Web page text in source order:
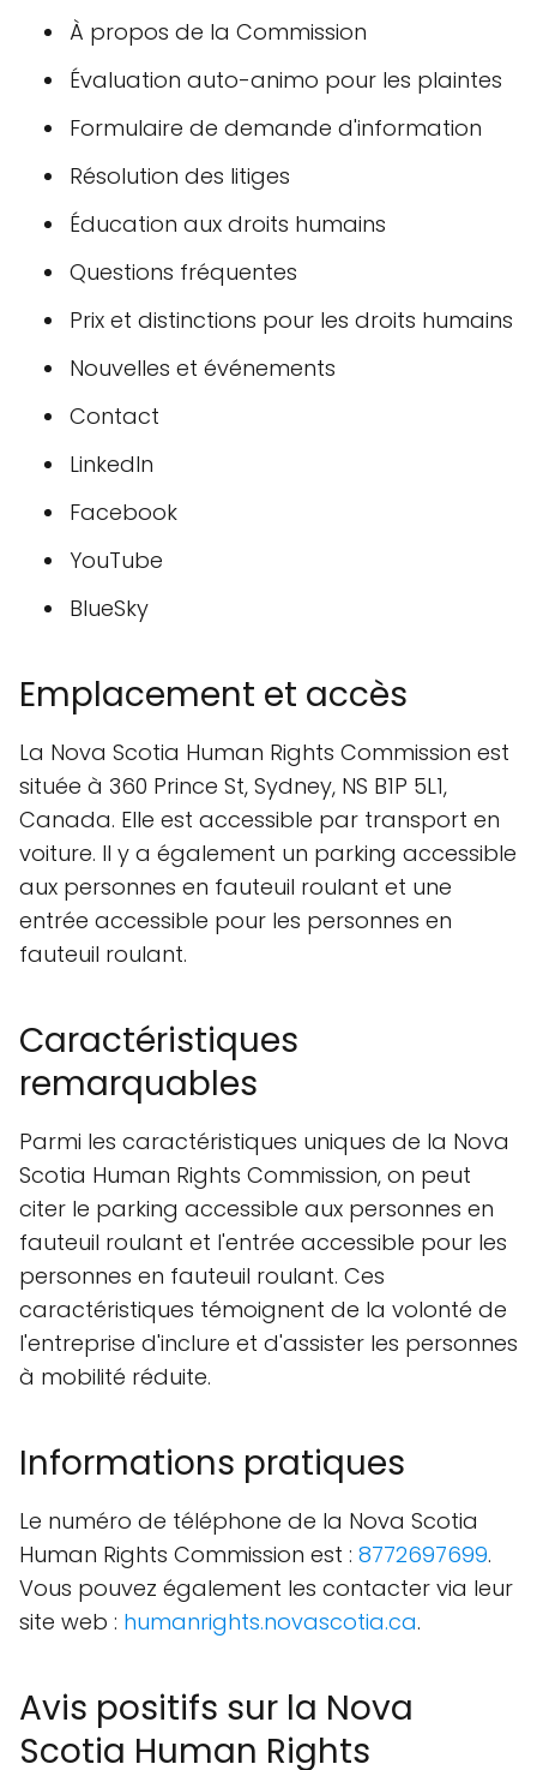
À propos de la Commission
Évaluation auto-animo pour les plaintes
Formulaire de demande d'information
Résolution des litiges
Éducation aux droits humains
Questions fréquentes
Prix et distinctions pour les droits humains
Nouvelles et événements
Contact
LinkedIn
Facebook
YouTube
BlueSky
Emplacement et accès
La Nova Scotia Human Rights Commission est
située à 360 Prince St, Sydney, NS B1P 5L1,
Canada. Elle est accessible par transport en
voiture. Il y a également un parking accessible
aux personnes en fauteuil roulant et une
entrée accessible pour les personnes en
fauteuil roulant.
Caractéristiques
remarquables
Parmi les caractéristiques uniques de la Nova
Scotia Human Rights Commission, on peut
citer le parking accessible aux personnes en
fauteuil roulant et l'entrée accessible pour les
personnes en fauteuil roulant. Ces
caractéristiques témoignent de la volonté de
l'entreprise d'inclure et d'assister les personnes
à mobilité réduite.
Informations pratiques
Le numéro de téléphone de la Nova Scotia
Human Rights Commission est : 8772697699.
Vous pouvez également les contacter via leur
site web : humanrights.novascotia.ca.
Avis positifs sur la Nova
Scotia Human Rights